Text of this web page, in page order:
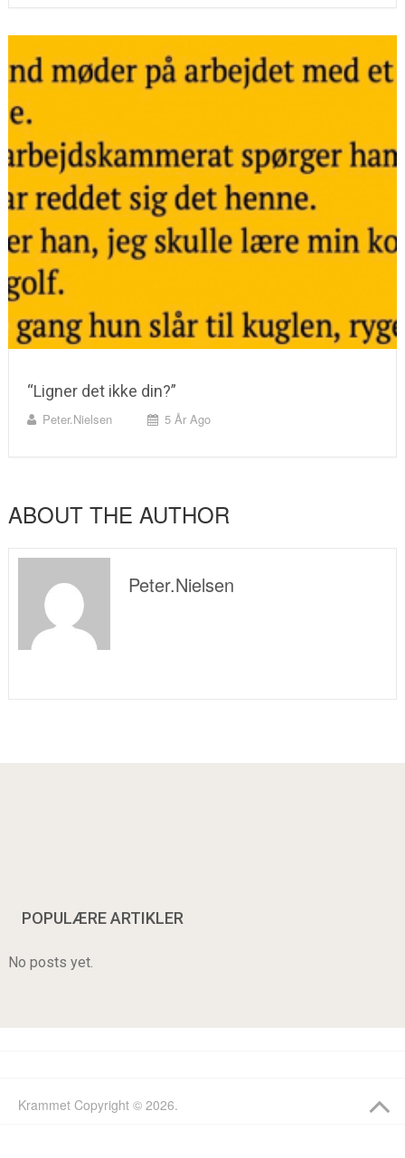
“Ligner det ikke din?”
Peter.nielsen 5 År Ago
ABOUT THE AUTHOR
Peter.nielsen
POPULÆRE ARTIKLER
No posts yet.
Krammet Copyright © 2026.